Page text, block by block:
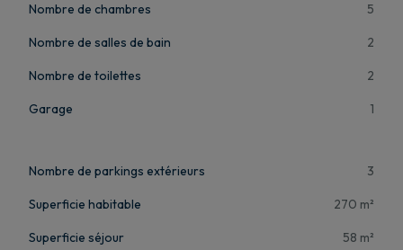
Nombre de chambres 5
Nombre de salles de bain 2
Nombre de toilettes 2
Garage 1
Nombre de parkings extérieurs 3
Superficie habitable 270 m²
Superficie séjour 58 m²